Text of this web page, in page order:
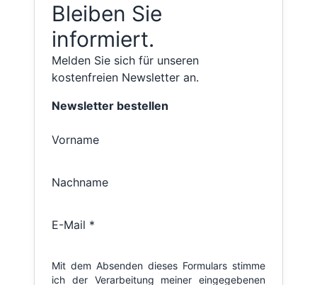
Bleiben Sie
informiert.
Melden Sie sich für unseren
kostenfreien Newsletter an.